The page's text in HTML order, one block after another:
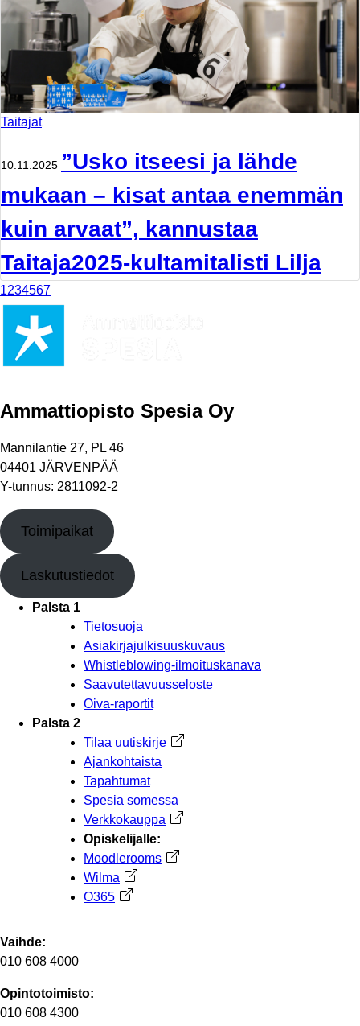
Taitajat
10.11.2025 ”Usko itseesi ja lähde
mukaan – kisat antaa enemmän
kuin arvaat”, kannustaa
Taitaja2025-kultamitalisti Lilja
1234567
Ammattiopisto Spesia Oy
Mannilantie 27, PL 46
04401 JÄRVENPÄÄ
Y-tunnus: 2811092-2
Toimipaikat
Laskutustiedot
Palsta 1
Tietosuoja
Asiakirjajulkisuuskuvaus
Whistleblowing-ilmoituskanava
Saavutettavuusseloste
Oiva-raportit
Palsta 2
Tilaa uutiskirje Avautuu uuteen välilehteen
Ajankohtaista
Tapahtumat
Spesia somessa
Verkkokauppa Avautuu uuteen välilehteen
Opiskelijalle:
Moodlerooms Avautuu uuteen välilehteen
Wilma Avautuu uuteen välilehteen
O365 Avautuu uuteen välilehteen
Vaihde:
010 608 4000
Opintotoimisto:
010 608 4300